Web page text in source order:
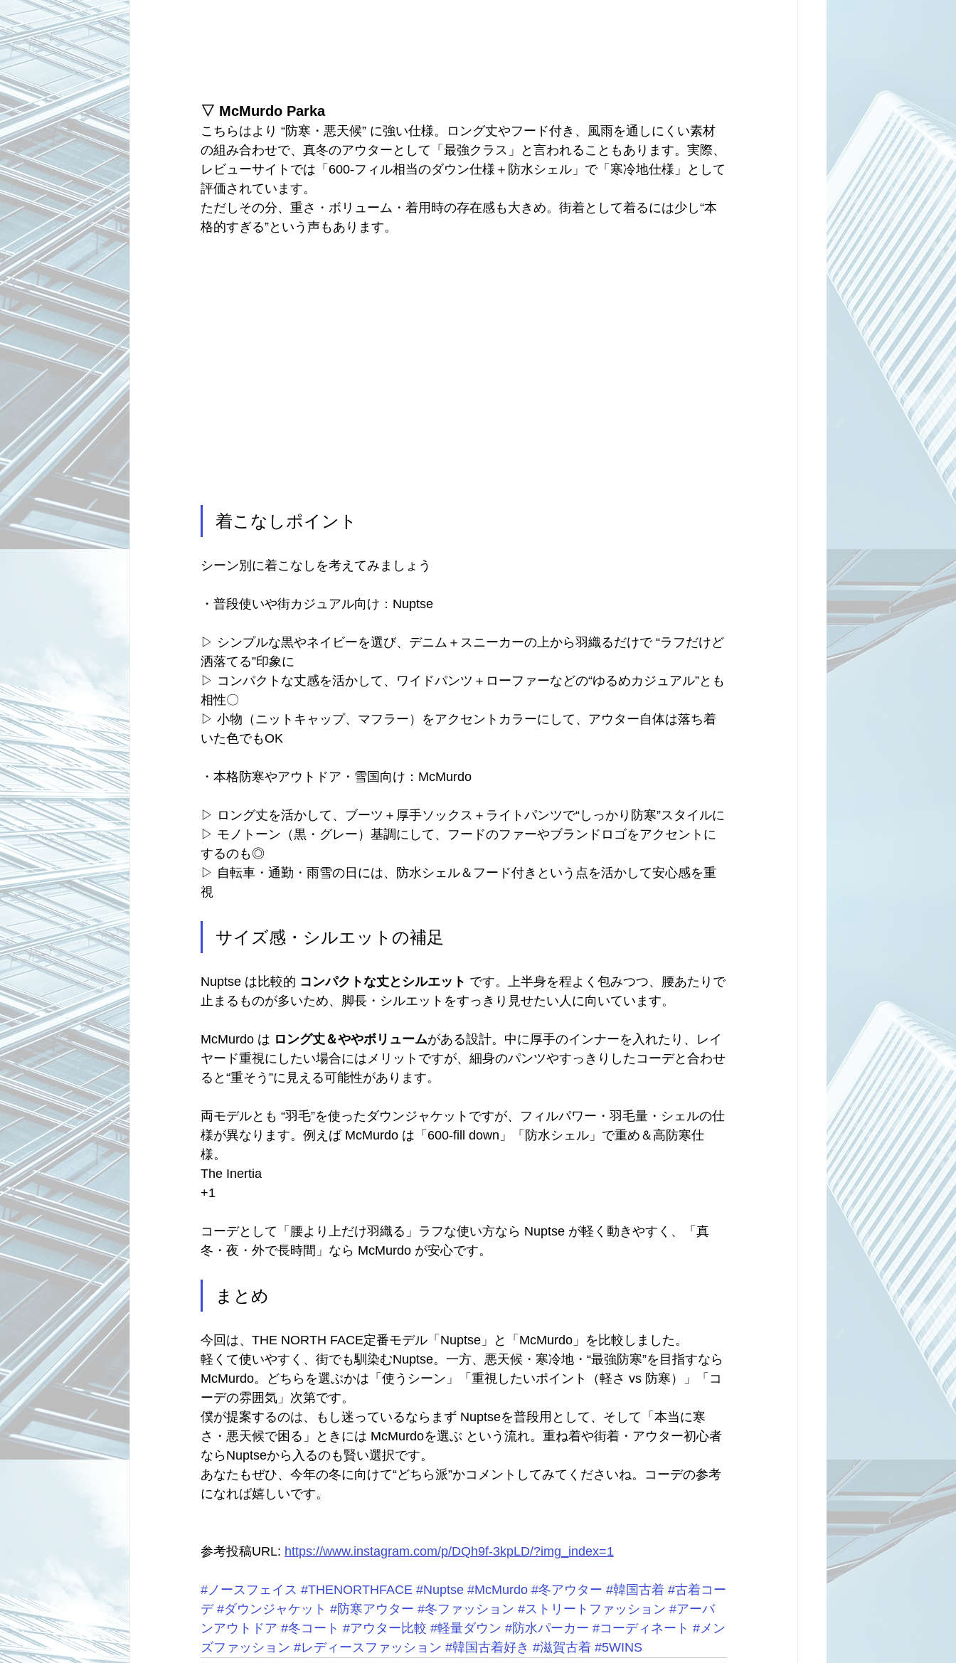
▽ McMurdo Parka
こちらはより “防寒・悪天候” に強い仕様。ロング丈やフード付き、風雨を通しにくい素材
の組み合わせで、真冬のアウターとして「最強クラス」と言われることもあります。実際、
レビューサイトでは「600-フィル相当のダウン仕様＋防水シェル」で「寒冷地仕様」として
評価されています。
ただしその分、重さ・ボリューム・着用時の存在感も大きめ。街着として着るには少し“本
格的すぎる”という声もあります。
着こなしポイント
シーン別に着こなしを考えてみましょう
・普段使いや街カジュアル向け：Nuptse
▷ シンプルな黒やネイビーを選び、デニム＋スニーカーの上から羽織るだけで “ラフだけど
洒落てる”印象に
▷ コンパクトな丈感を活かして、ワイドパンツ＋ローファーなどの“ゆるめカジュアル”とも
相性〇
▷ 小物（ニットキャップ、マフラー）をアクセントカラーにして、アウター自体は落ち着
いた色でもOK
・本格防寒やアウトドア・雪国向け：McMurdo
▷ ロング丈を活かして、ブーツ＋厚手ソックス＋ライトパンツで“しっかり防寒”スタイルに
▷ モノトーン（黒・グレー）基調にして、フードのファーやブランドロゴをアクセントに
するのも◎
▷ 自転車・通勤・雨雪の日には、防水シェル＆フード付きという点を活かして安心感を重
視
サイズ感・シルエットの補足
Nuptse は比較的 コンパクトな丈とシルエット です。上半身を程よく包みつつ、腰あたりで
止まるものが多いため、脚長・シルエットをすっきり見せたい人に向いています。
McMurdo は ロング丈＆ややボリュームがある設計。中に厚手のインナーを入れたり、レイ
ヤード重視にしたい場合にはメリットですが、細身のパンツやすっきりしたコーデと合わせ
ると“重そう”に見える可能性があります。
両モデルとも “羽毛”を使ったダウンジャケットですが、フィルパワー・羽毛量・シェルの仕
様が異なります。例えば McMurdo は「600-fill down」「防水シェル」で重め＆高防寒仕
様。
The Inertia
+1
コーデとして「腰より上だけ羽織る」ラフな使い方なら Nuptse が軽く動きやすく、「真
冬・夜・外で長時間」なら McMurdo が安心です。
まとめ
今回は、THE NORTH FACE定番モデル「Nuptse」と「McMurdo」を比較しました。
軽くて使いやすく、街でも馴染むNuptse。一方、悪天候・寒冷地・“最強防寒”を目指すなら
McMurdo。どちらを選ぶかは「使うシーン」「重視したいポイント（軽さ vs 防寒）」「コ
ーデの雰囲気」次第です。
僕が提案するのは、もし迷っているならまず Nuptseを普段用として、そして「本当に寒
さ・悪天候で困る」ときには McMurdoを選ぶ という流れ。重ね着や街着・アウター初心者
ならNuptseから入るのも賢い選択です。
あなたもぜひ、今年の冬に向けて“どちら派”かコメントしてみてくださいね。コーデの参考
になれば嬉しいです。
参考投稿URL: https://www.instagram.com/p/DQh9f-3kpLD/?img_index=1
#ノースフェイス #THENORTHFACE #Nuptse #McMurdo #冬アウター #韓国古着 #古着コー
デ #ダウンジャケット #防寒アウター #冬ファッション #ストリートファッション #アーバ
ンアウトドア #冬コート #アウター比較 #軽量ダウン #防水パーカー #コーディネート #メン
ズファッション #レディースファッション #韓国古着好き #滋賀古着 #5WINS